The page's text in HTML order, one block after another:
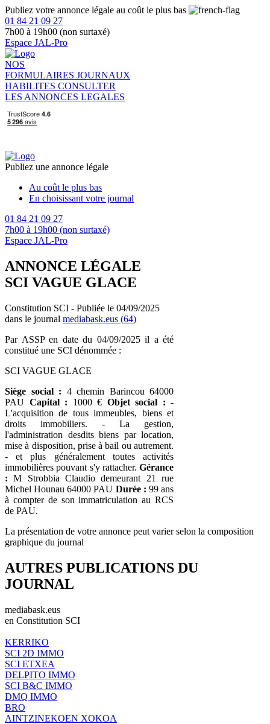
Publiez votre annonce légale au coût le plus bas
01 84 21 09 27
7h00 à 19h00 (non surtaxé)
Espace JAL-Pro
NOS
FORMULAIRES JOURNAUX
HABILITES CONSULTER
LES ANNONCES LEGALES
Publiez une annonce légale
Au coût le plus bas
En choisissant votre journal
01 84 21 09 27
7h00 à 19h00 (non surtaxé)
Espace JAL-Pro
ANNONCE LÉGALE
SCI VAGUE GLACE
Constitution SCI - Publiée le 04/09/2025
dans le journal mediabask.eus (64)
Par ASSP en date du 04/09/2025 il a été
constitué une SCI dénommée :
SCI VAGUE GLACE
Siège social : 4 chemin Barincou 64000
PAU Capital : 1000 € Objet social : -
L'acquisition de tous immeubles, biens et
droits immobiliers. - La gestion,
l'administration desdits biens par location,
mise à disposition, prise à bail ou autrement.
- et plus généralement toutes activités
immobilières pouvant s'y rattacher. Gérance
: M Strobbia Claudio demeurant 21 rue
Michel Hounau 64000 PAU Durée : 99 ans
à compter de son immatriculation au RCS
de PAU.
La présentation de votre annonce peut varier selon la composition
graphique du journal
AUTRES PUBLICATIONS DU
JOURNAL
mediabask.eus
en Constitution SCI
KERRIKO
SCI 2D IMMO
SCI ETXEA
DELPITO IMMO
SCI B&C IMMO
DMQ IMMO
BRO
AINTZINEKOEN XOKOA